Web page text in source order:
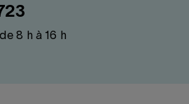
8 h à 16 h